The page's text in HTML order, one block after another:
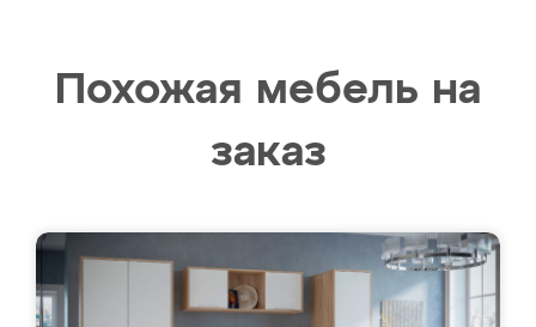
Похожая мебель на
заказ